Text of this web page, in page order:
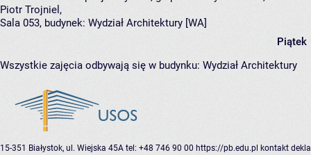
Piotr Trojniel ,
Sala 053, budynek: Wydział Architektury [WA]
Piątek
Wszystkie zajęcia odbywają się w budynku: Wydział Architektury
15-351 Białystok, ul. Wiejska 45A tel: +48 746 90 00 https://pb.edu.pl kontakt